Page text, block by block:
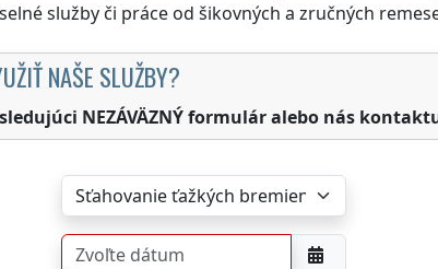
služby či práce od šikovných a zručných
NAŠE SLUŽBY?
NEZÁVÄZNÝ formulár alebo nás